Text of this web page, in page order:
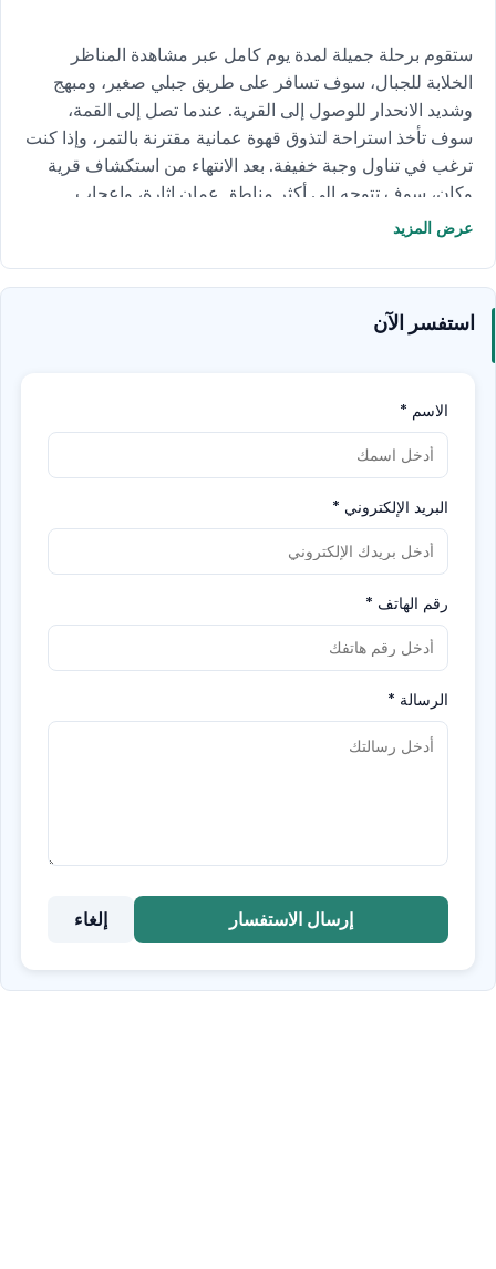
ستقوم برحلة جميلة لمدة يوم كامل عبر مشاهدة المناظر
الخلابة للجبال، سوف تسافر على طريق جبلي صغير، ومبهج
وشديد الانحدار للوصول إلى القرية. عندما تصل إلى القمة،
سوف تأخذ استراحة لتذوق قهوة عمانية مقترنة بالتمر، وإذا كنت
ترغب في تناول وجبة خفيفة. بعد الانتهاء من استكشاف قرية
وكان، سوف تتوجه إلى أكثر مناطق عمان إثارة، وإعجاب
وشهرة، حيث يحب السكان المحليون السباحة فيه لأنهم
وكان اسرع واحجز الآن!
عرض المزيد
استفسر الآن
الاسم *
البريد الإلكتروني *
رقم الهاتف *
الرسالة *
إرسال الاستفسار إلغاء